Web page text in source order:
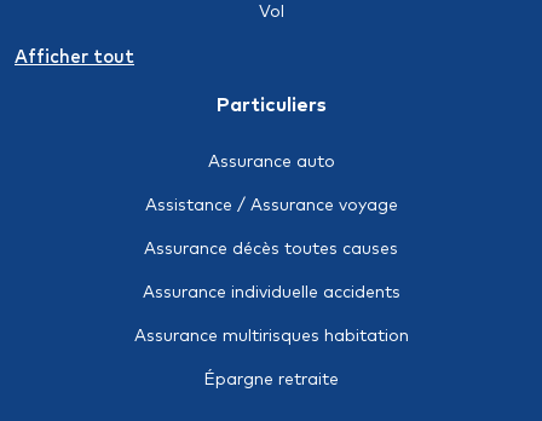
Vol
Individuelle accidents
Afficher tout
Particuliers
Assurance auto
Assistance / Assurance voyage
Assurance décès toutes causes
Assurance individuelle accidents
Assurance multirisques habitation
Épargne retraite